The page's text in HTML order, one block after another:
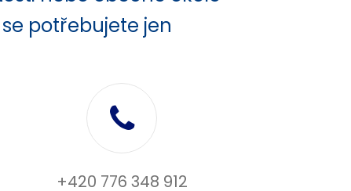
potřebujete jen
+420 776 348 912